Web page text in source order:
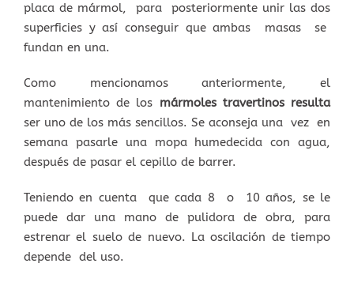
placa de mármol, para posteriormente unir las dos
superficies y así conseguir que ambas masas se
fundan en una.
Como mencionamos anteriormente, el
mantenimiento de los mármoles travertinos resulta
ser uno de los más sencillos. Se aconseja una vez en
semana pasarle una mopa humedecida con agua,
después de pasar el cepillo de barrer.
Teniendo en cuenta que cada 8 o 10 años, se le
puede dar una mano de pulidora de obra, para
estrenar el suelo de nuevo. La oscilación de tiempo
depende del uso.